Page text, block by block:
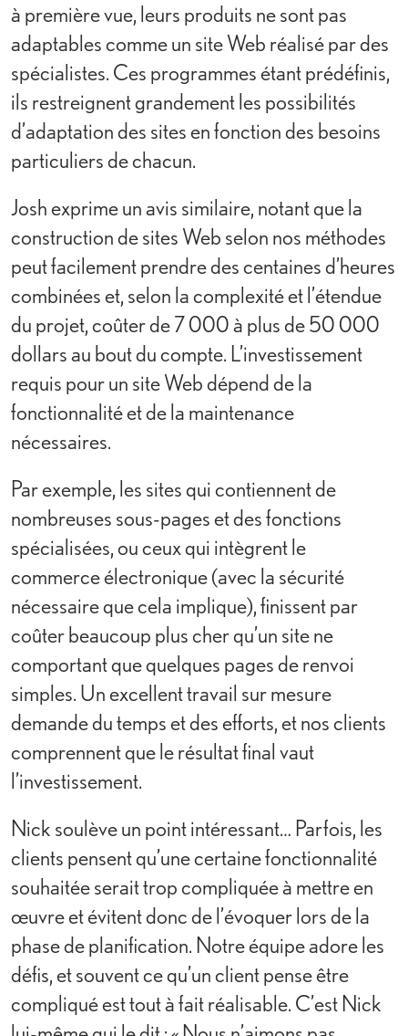
à première vue, leurs produits ne sont pas
adaptables comme un site Web réalisé par des
spécialistes. Ces programmes étant prédéfinis,
ils restreignent grandement les possibilités
d’adaptation des sites en fonction des besoins
particuliers de chacun.
Josh exprime un avis similaire, notant que la
construction de sites Web selon nos méthodes
peut facilement prendre des centaines d’heures
combinées et, selon la complexité et l’étendue
du projet, coûter de 7 000 à plus de 50 000
dollars au bout du compte. L’investissement
requis pour un site Web dépend de la
fonctionnalité et de la maintenance
nécessaires.
Par exemple, les sites qui contiennent de
nombreuses sous-pages et des fonctions
spécialisées, ou ceux qui intègrent le
commerce électronique (avec la sécurité
nécessaire que cela implique), finissent par
coûter beaucoup plus cher qu’un site ne
comportant que quelques pages de renvoi
simples. Un excellent travail sur mesure
demande du temps et des efforts, et nos clients
comprennent que le résultat final vaut
l’investissement.
Nick soulève un point intéressant… Parfois, les
clients pensent qu’une certaine fonctionnalité
souhaitée serait trop compliquée à mettre en
œuvre et évitent donc de l’évoquer lors de la
phase de planification. Notre équipe adore les
défis, et souvent ce qu’un client pense être
compliqué est tout à fait réalisable. C’est Nick